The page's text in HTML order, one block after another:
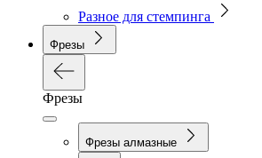
Разное для стемпинга
Фрезы
Фрезы
Фрезы алмазные